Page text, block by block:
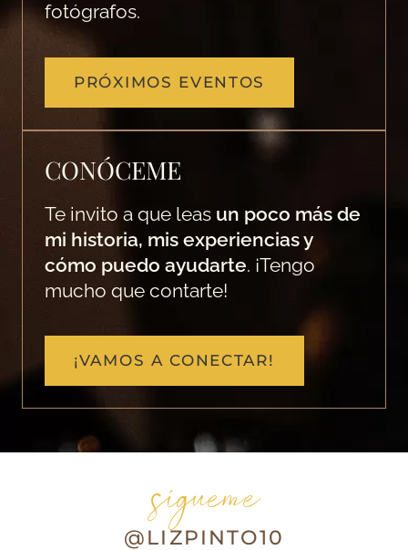
fotógrafos.
PRÓXIMOS EVENTOS
CONÓCEME
Te invito a que leas un poco más de
mi historia, mis experiencias y
cómo puedo ayudarte. ¡Tengo
mucho que contarte!
¡VAMOS A CONECTAR!
sígueme
@LIZPINTO10